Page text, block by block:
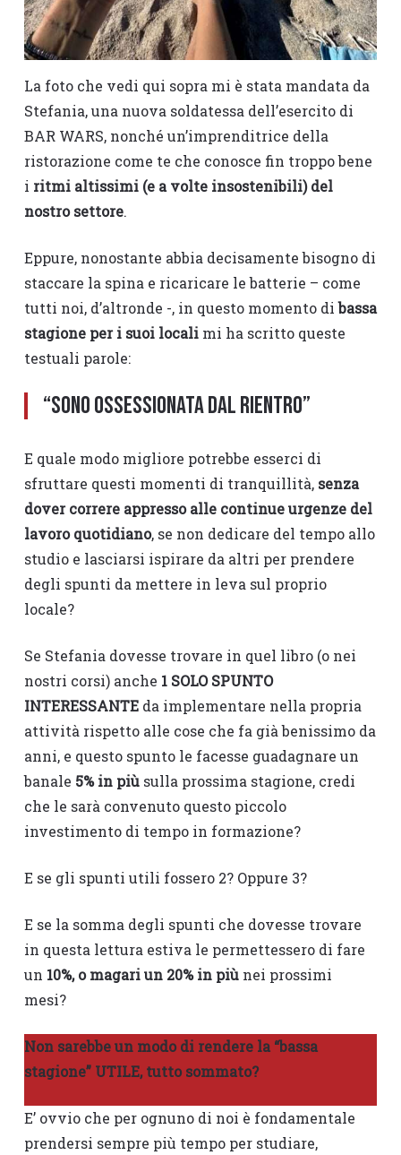
La foto che vedi qui sopra mi è stata mandata da
Stefania, una nuova soldatessa dell’esercito di
BAR WARS, nonché un’imprenditrice della
ristorazione come te che conosce fin troppo bene
i ritmi altissimi (e a volte insostenibili) del
nostro settore.
Eppure, nonostante abbia decisamente bisogno di
staccare la spina e ricaricare le batterie – come
tutti noi, d’altronde -, in questo momento dibassa
stagione per i suoi localimi ha scritto queste
testuali parole:
“Sono ossessionata dal rientro”
E quale modo migliore potrebbe esserci di
sfruttare questi momenti di tranquillità, senza
dover correre appresso alle continue urgenze del
lavoro quotidiano, se non dedicare del tempo allo
studio e lasciarsi ispirare da altri per prendere
degli spunti da mettere in leva sul proprio
locale?
Se Stefania dovesse trovare in quel libro (o nei
nostri corsi) anche 1 SOLO SPUNTO
INTERESSANTEda implementare nella propria
attività rispetto alle cose che fa già benissimo da
anni, e questo spunto le facesse guadagnare un
banale 5% in piùsulla prossima stagione, credi
che le sarà convenuto questo piccolo
investimento di tempo in formazione?
E se gli spunti utili fossero 2? Oppure 3?
E se la somma degli spunti che dovesse trovare
in questa lettura estiva le permettessero di fare
un 10%, o magari un 20% in piùnei prossimi
mesi?
Non sarebbe un modo di rendere la “bassa
stagione” UTILE, tutto sommato?
E’ ovvio che per ognuno di noi è fondamentale
prendersi sempre più tempo per studiare,